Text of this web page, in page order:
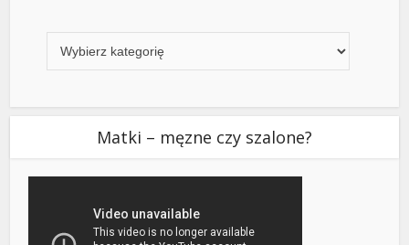
Matki – męzne czy szalone?